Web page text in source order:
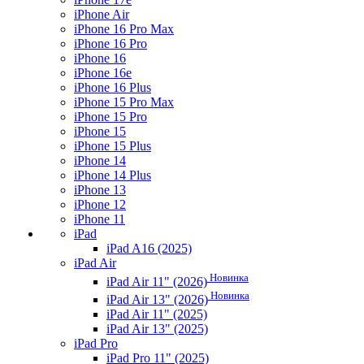
iPhone Air
iPhone 16 Pro Max
iPhone 16 Pro
iPhone 16
iPhone 16e
iPhone 16 Plus
iPhone 15 Pro Max
iPhone 15 Pro
iPhone 15
iPhone 15 Plus
iPhone 14
iPhone 14 Plus
iPhone 13
iPhone 12
iPhone 11
iPad
iPad A16 (2025)
iPad Air
iPad Air 11" (2026) Новинка
iPad Air 13" (2026) Новинка
iPad Air 11" (2025)
iPad Air 13" (2025)
iPad Pro
iPad Pro 11" (2025)